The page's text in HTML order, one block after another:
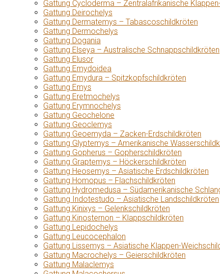
Gattung Cycloderma – Zentralafrikanische
Gattung Deirochelys
Gattung Dermatemys – Tabascoschildkröten
Gattung Dermochelys
Gattung Dogania
Gattung Elseya – Australische Schnappschildkröten
Gattung Elusor
Gattung Emydoidea
Gattung Emydura – Spitzkopfschildkröten
Gattung Emys
Gattung Eretmochelys
Gattung Erymnochelys
Gattung Geochelone
Gattung Geoclemys
Gattung Geoemyda – Zacken-Erdschildkröten
Gattung Glyptemys – Amerikanische
Gattung Gopherus – Gopherschildkröten
Gattung Graptemys – Höckerschildkröten
Gattung Heosemys – Asiatische Erdschildkröten
Gattung Homopus – Flachschildkröten
Gattung Hydromedusa – Südamerikanische
Gattung Indotestudo – Asiatische Landschildkröten
Gattung Kinixys – Gelenkschildkröten
Gattung Kinosternon – Klappschildkröten
Gattung Lepidochelys
Gattung Leucocephalon
Gattung Lissemys – Asiatische Klappen-
Gattung Macrochelys – Geierschildkröten
Gattung Malaclemys